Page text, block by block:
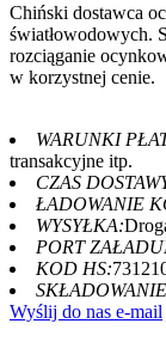
Chiński dostawca
światłowodowych.
rozciąganie
w korzystnej cenie.
WARUNKI
transakcyjne itp.
CZAS
ŁADOWANIE
WYSYŁKA:
PORT
KOD HS:
Wyślij do nas e-mail